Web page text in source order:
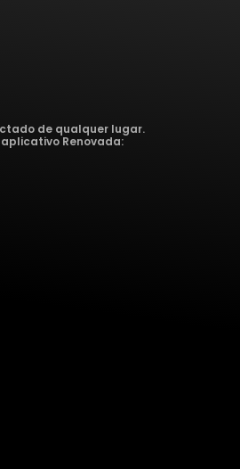
de qualquer lugar.
aplicativo Renovada: